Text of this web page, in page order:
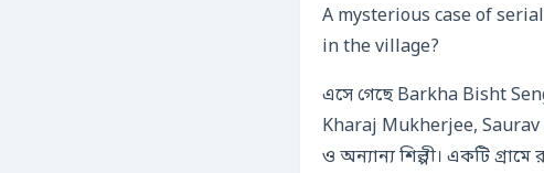
A mysterious case of
in the village?
এসে গেছে Barkha Bisht
Kharaj Mukherjee, Saurav
ও অন্যান্য শিল্পী। একটি